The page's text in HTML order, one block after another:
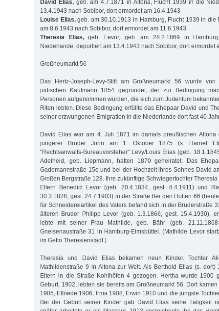
David Elias,geb. am 4.7.1871 in Altona, Flucht 1939 in die
13.4.1943 nach Sobibor, dort ermordet am 16.4.1943
Louise Elias,geb. am 30.10.1913 in Hamburg, Flucht 1939 in die
am 8.6.1943 nach Sobibor, dort ermordet am 11.6.1943
Theresia Elias,geb. Levor, geb. am 28.2.1869 in
Niederlande, deportiert am 13.4.1943 nach Sobibor, dort ermordet
Großneumarkt 56
Das Hertz-Joseph-Levy-Stift am Großneumarkt 56 wurde von
jüdischen Kaufmann 1854 gegründet, der zur Bedingung
Personen aufgenommen würden, die sich zum Judentum
Riten lebten. Diese Bedingung erfüllte das Ehepaar David und
seiner erzwungenen Emigration in die Niederlande dort fast 40
David Elias war am 4. Juli 1871 im damals preußischen Altona
jüngerer Bruder John am 1. Oktober 1875 (s. Harriet
"Rechtsanwalts-Bureauvorsteher" Levy/Louis Elias (geb.
Adelheid, geb. Liepmann, hatten 1870 geheiratet. Das
Gademannstraße 15e und bei der Hochzeit ihres Sohnes David
Großen Bergstraße 128. Ihre zukünftige Schwiegertochter
Eltern Benedict Levor (geb. 20.4.1834, gest. 8.4.1911) und
30.3.1828, gest. 24.7.1903) in der Straße Bei den Hütten 66
für Schneidereiartikel des Vaters befand sich in der Brüderstraße
älteren Bruder Philipp Levor (geb. 1.3.1866, gest. 15.4.1930),
lebte mit seiner Frau Mathilde, geb. Bähr (geb.
Gneisenaustraße 31 in Hamburg-Eimsbüttel. (Mathilde Levor
im Getto Theresienstadt.)
Theresia und David Elias bekamen neun Kinder. Tochter
Mathildenstraße 9 in Altona zur Welt. Als Berthold Elias (s. dort)
Eltern in die Straße Kohlhöfen 4 gezogen. Hertha wurde 1900
Geburt, 1902, lebten sie bereits am Großneumarkt 56. Dort
1905, Elfriede 1906, Irma 1908, Erwin 1910 und die jüngste
Bei der Geburt seiner Kinder gab David Elias seine Tätigkeit